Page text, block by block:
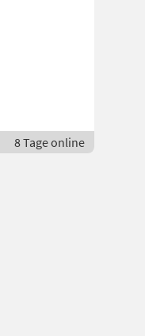
8 Tage online